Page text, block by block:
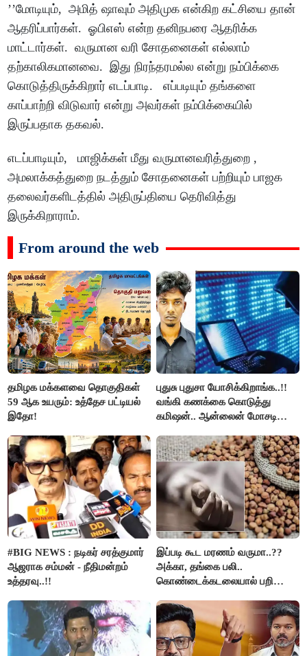
’’மோடியும், அமித் ஷாவும் அதிமுக என்கிற கட்சியை தான்
ஆதரிப்பார்கள். ஓபிஎஸ் என்ற தனிநபரை ஆதரிக்க
மாட்டார்கள். வருமான வரி சோதனைகள் எல்லாம்
தற்காலிகமானவை. இது நிரந்தரமல்ல என்று நம்பிக்கை
கொடுத்திருக்கிறார் எடப்பாடி. எப்படியும் தங்களை
காப்பாற்றி விடுவார் என்று அவர்கள் நம்பிக்கையில்
இருப்பதாக தகவல்.
எடப்பாடியும், மாஜிக்கள் மீது வருமானவரித்துறை ,
அமலாக்கத்துறை நடத்தும் சோதனைகள் பற்றியும் பாஜக
தலைவர்களிடத்தில் அதிருப்தியை தெரிவித்து
இருக்கிறாராம்.
From around the web
தமிழக மக்களவை தொகுதிகள்
59 ஆக உயரும்: உத்தேச பட்டியல்
இதோ!
புதுசு புதுசா யோசிக்கிறாங்க..!!
வங்கி கணக்கை கொடுத்து
கமிஷன்.. ஆன்லைன் மோசடி
கைது..!!
#BIG NEWS : நடிகர் சரத்குமார்
ஆஜராக சம்மன் - நீதிமன்றம்
உத்தரவு..!!
இப்படி கூட மரணம் வருமா..??
அக்கா, தங்கை பலி..
கொண்டைக்கடலையால் பறிபோன